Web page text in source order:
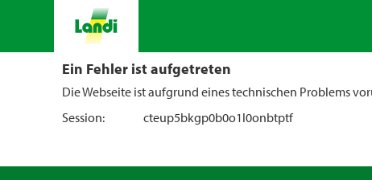
Ein Fehler ist aufgetreten
Die Webseite ist aufgrund eines technischen Problems
Session:
cteup5bkgp0b0o1l0onbtptf